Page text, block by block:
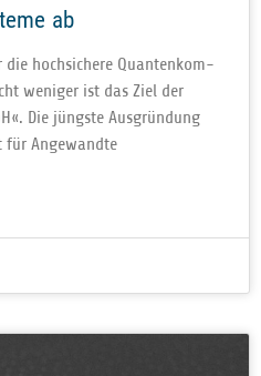
ab
die hoch­si­chere Quan­ten­kom­
weni­ger ist das Ziel der
Die jüngste Aus­grün­dung
Angewandte